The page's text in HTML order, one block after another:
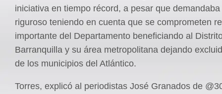
iniciativa en tiempo récord, a pesar que
riguroso teniendo en cuenta que se comprometen
importante del Departamento beneficiando al
Barranquilla y su área metropolitana dejando
de los municipios del Atlántico.
Torres, explicó al periodistas José Granados de